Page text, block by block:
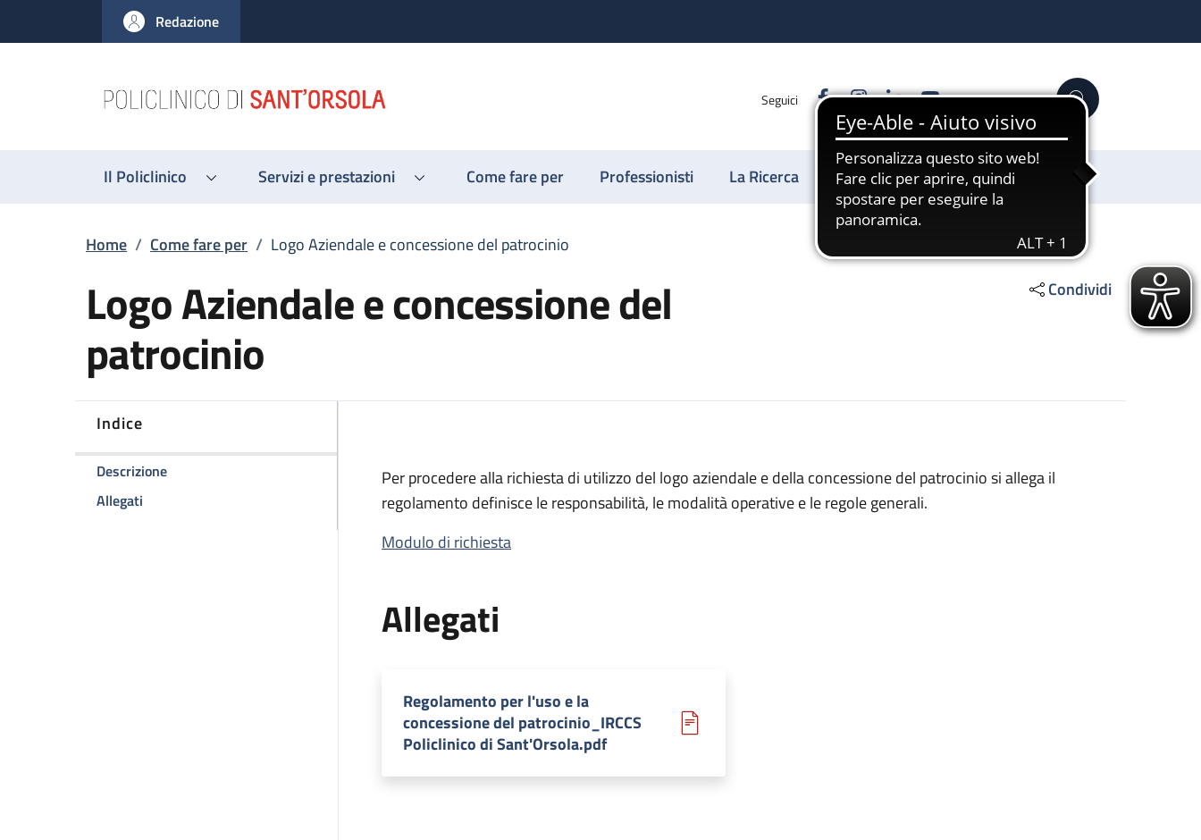
al contenuto principale
to footer content
Redazione
Seguici FacebookInstagram
LinkedinYouTube Cerca
Il Policlinico Servizi e prestazioni Come fare per Professionisti La Ricerca Sostienici
Briciole di pane
Home / Come fare per / Logo Aziendale e concessione del patrocinio
Logo Aziendale e concessione del
patrocinio
Condividi
Indice
Descrizionedella pagina Logo Aziendale e concessione del patrocinio
Allegati della pagina Logo Aziendale e concessione del patrocinio
Per procedere alla richiesta di utilizzo del logo aziendale e della concessione del patrocinio si allega il
regolamento definisce le responsabilità, le modalità operative e le regole generali.
Modulo di richiesta
Allegati
Regolamento per l'uso e la
concessione del patrocinio_IRCCS
Policlinico di Sant'Orsola.pdf